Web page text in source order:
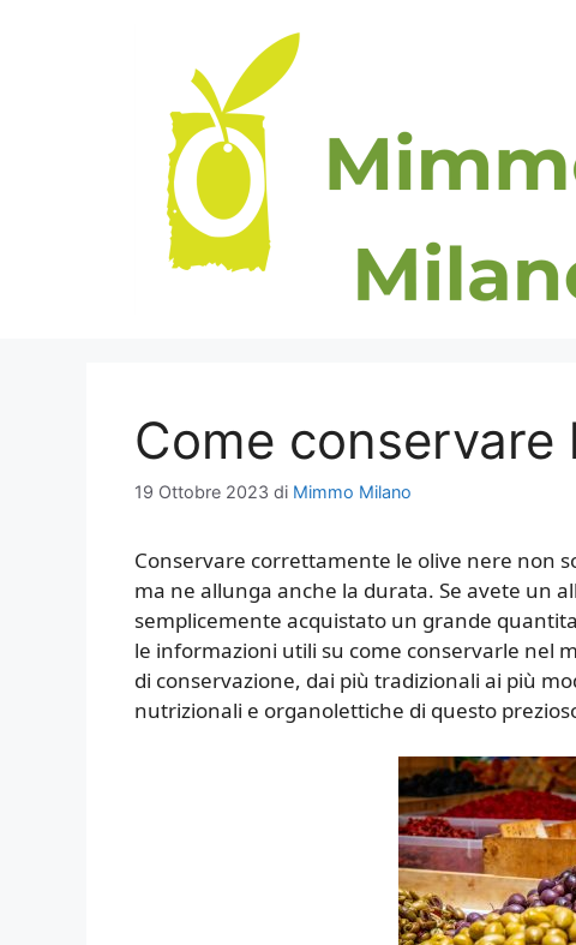
Come conservare
19 Ottobre 2023 di Mimmo Milano
Conservare correttamente le olive nere non
ma ne allunga anche la durata. Se avete un
semplicemente acquistato un grande
le informazioni utili su come conservarle nel
di conservazione, dai più tradizionali ai più
nutrizionali e organolettiche di questo